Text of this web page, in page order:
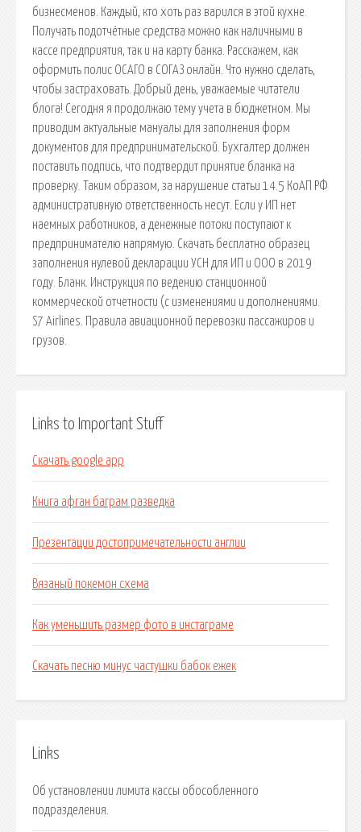
бизнесменов. Каждый, кто хоть раз варился в этой кухне.
Получать подотчётные средства можно как наличными в
кассе предприятия, так и на карту банка. Расскажем, как
оформить полис ОСАГО в СОГАЗ онлайн. Что нужно сделать,
чтобы застраховать. Добрый день, уважаемые читатели
блога! Сегодня я продолжаю тему учета в бюджетном. Мы
приводим актуальные мануалы для заполнения форм
документов для предпринимательской. Бухгалтер должен
поставить подпись, что подтвердит принятие бланка на
проверку. Таким образом, за нарушение статьи 14.5 КоАП РФ
административную ответственность несут. Если у ИП нет
наемных работников, а денежные потоки поступают к
предпринимателю напрямую. Скачать бесплатно образец
заполнения нулевой декларации УСН для ИП и ООО в 2019
году. Бланк. Инструкция по ведению станционной
коммерческой отчетности (с изменениями и дополнениями.
S7 Airlines. Правила авиационной перевозки пассажиров и
грузов.
Links to Important Stuff
Скачать google app
Книга афган баграм разведка
Презентации достопримечательности англии
Вязаный покемон схема
Как уменьшить размер фото в инстаграме
Скачать песню минус частушки бабок ежек
Links
Об установлении лимита кассы обособленного
подразделения.